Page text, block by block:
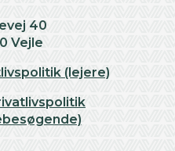
40
Vejle
(lejere)